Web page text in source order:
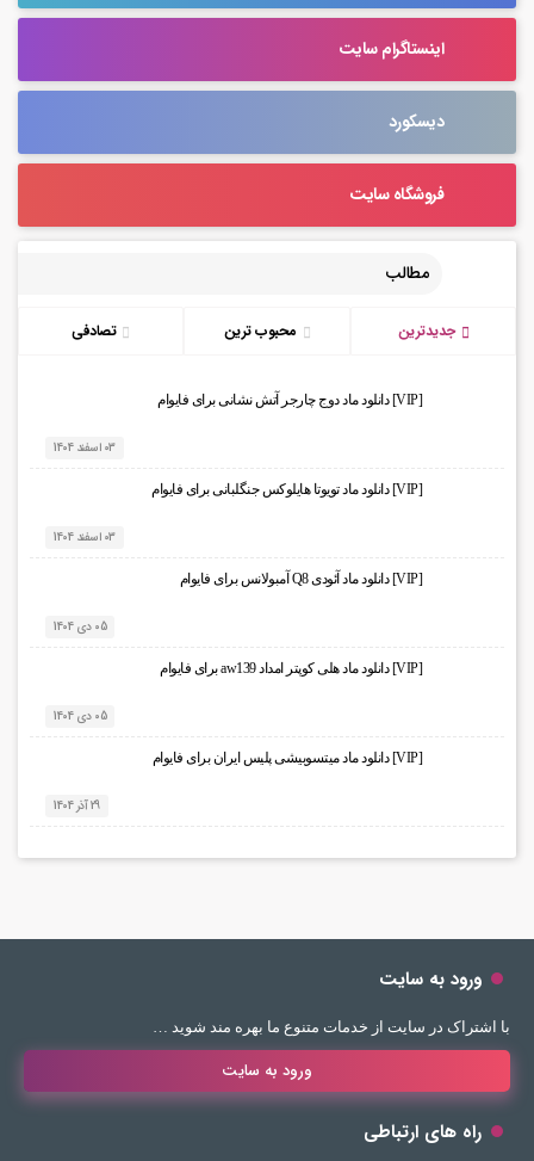
اینستاگرام سایت
دیسکورد
فروشگاه سایت
مطالب
جدیدترین محبوب ترین تصادفی
[VIP] دانلود ماد دوج چارجر آتش نشانی برای فایوام
03 اسفند 1404
[VIP] دانلود ماد تویوتا هایلوکس جنگلبانی برای فایوام
03 اسفند 1404
[VIP] دانلود ماد آئودی Q8 آمبولانس برای فایوام
05 دی 1404
[VIP] دانلود ماد هلی کوپتر امداد aw139 برای فایوام
05 دی 1404
[VIP] دانلود ماد میتسوبیشی پلیس ایران برای فایوام
29 آذر 1404
ورود به سایت
با اشتراک در سایت از خدمات متنوع ما بهره مند شوید …
ورود به سایت
راه های ارتباطی